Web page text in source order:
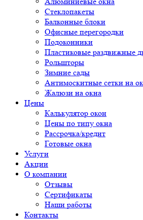
Стеклопакеты
Балконные блоки
Офисные перегородки
Подоконники
Пластиковые раздвижные
Рольшторы
Зимние сады
Антимоскитные сетки на
Жалюзи на окна
Цены
Калькулятор окон
Цены по типу окна
Рассрочка/кредит
Готовые окна
Услуги
Акции
О компании
Отзывы
Сертификаты
Наши работы
Контакты